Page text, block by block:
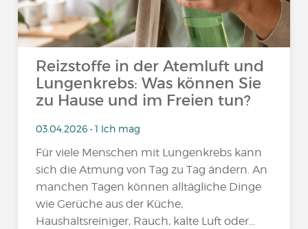
Reizstoffe in der Atemluft und
Lungenkrebs: Was können Sie
zu Hause und im Freien tun?
03.04.2026 • 1 Ich mag
Für viele Menschen mit Lungenkrebs kann
sich die Atmung von Tag zu Tag ändern. An
manchen Tagen können alltägliche Dinge
wie Gerüche aus der Küche,
Haushaltsreiniger, Rauch, kalte Luft oder...